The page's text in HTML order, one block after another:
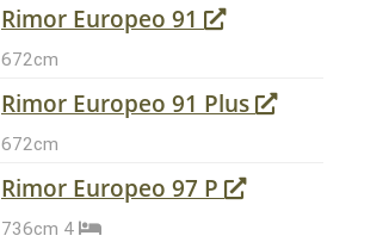
Rimor Europeo 91
672cm
Rimor Europeo 91 Plus
672cm
Rimor Europeo 97 P
736cm 4